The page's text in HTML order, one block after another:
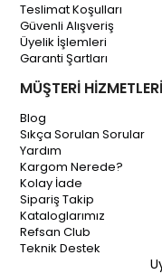
Teslimat Koşulları
Güvenli Alışveriş
Üyelik İşlemleri
Garanti Şartları
MÜŞTERİ HİZMETLERİ
Blog
Sıkça Sorulan Sorular
Yardım
Kargom Nerede?
Kolay İade
Sipariş Takip
Kataloglarımız
Refsan Club
Teknik Destek